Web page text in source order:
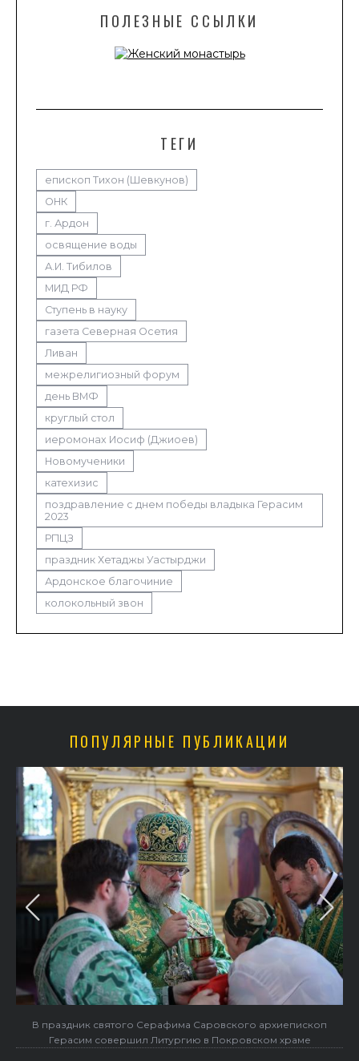
ПОЛЕЗНЫЕ ССЫЛКИ
ТЕГИ
епископ Тихон (Шевкунов)
ОНК
г. Ардон
освящение воды
А.И. Тибилов
МИД РФ
Ступень в науку
газета Северная Осетия
Ливан
межрелигиозный форум
день ВМФ
круглый стол
иеромонах Иосиф (Джиоев)
Новомученики
катехизис
поздравление с днем победы владыка Герасим
2023
РПЦЗ
праздник Хетаджы Уастырджи
Ардонское благочиние
колокольный звон
ПОПУЛЯРНЫЕ ПУБЛИКАЦИИ
Объявлен набор в Центр подготовки церковных специалистов